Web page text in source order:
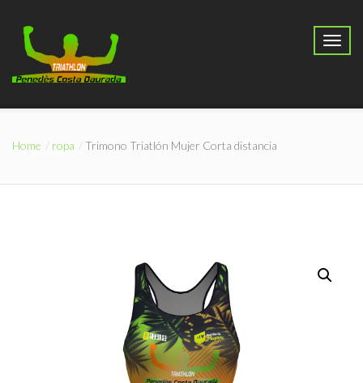
Home ropa Trimono Triatlón Mujer Corta distancia